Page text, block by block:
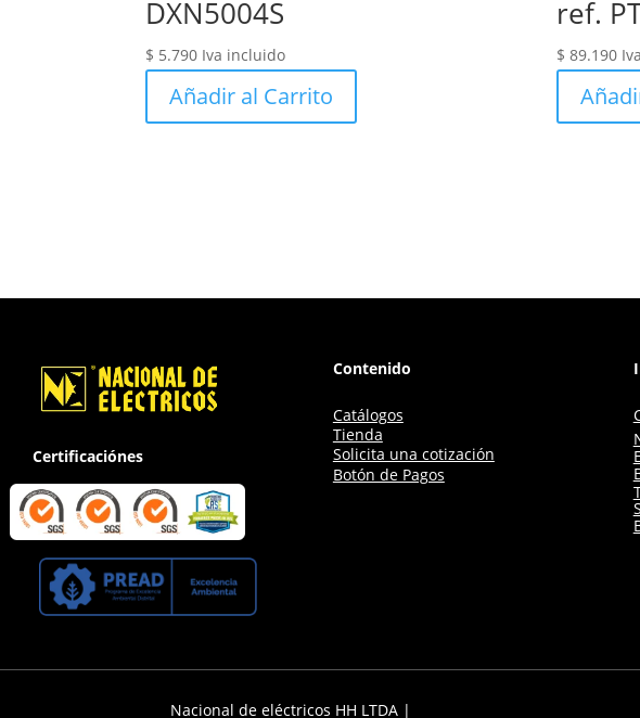
DXN5004S
$ 5.790 Iva incluido
Añadir al Carrito
ref.
$ 89.190
Certificaciónes
Contenido
Catálogos
Tienda
Solicita una cotización
Botón de Pagos
Nacional de eléctricos HH LTDA |